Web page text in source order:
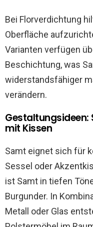
Bei Florverdichtung
Oberfläche
Varianten verfügen
Beschichtung, was
widerstandsfähiger
verändern.
mit Kissen
Samt eignet sich für
Sessel oder
ist Samt in tiefen
Burgunder. In
Metall oder Glas